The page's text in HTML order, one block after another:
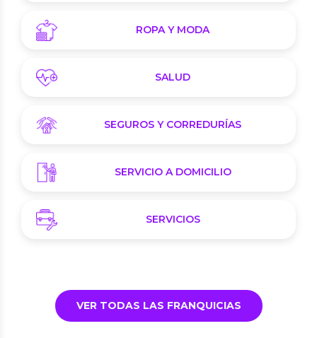
ROPA Y MODA
SALUD
SEGUROS Y CORREDURÍAS
SERVICIO A DOMICILIO
SERVICIOS
VER TODAS LAS FRANQUICIAS